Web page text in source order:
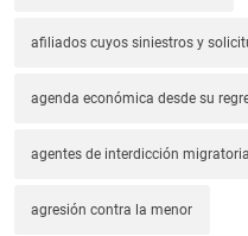
afiliados cuyos siniestros y
agenda económica desde su
agentes de interdicción migratoria
agresión contra la menor